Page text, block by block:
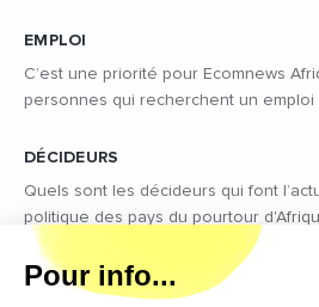
EMPLOI
C’est une priorité pour Ecomnews
personnes qui recherchent un emploi
DÉCIDEURS
Quels sont les décideurs qui font
politique des pays du pourtour